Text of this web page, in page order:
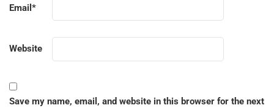
Email *
Website
Save my name, email, and website in this browser for the next